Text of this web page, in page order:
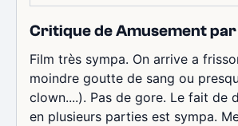
Critique de Amusement
Film très sympa. On arrive a
moindre goutte de sang ou
clown....). Pas de gore. Le fait de
en plusieurs parties est sympa.